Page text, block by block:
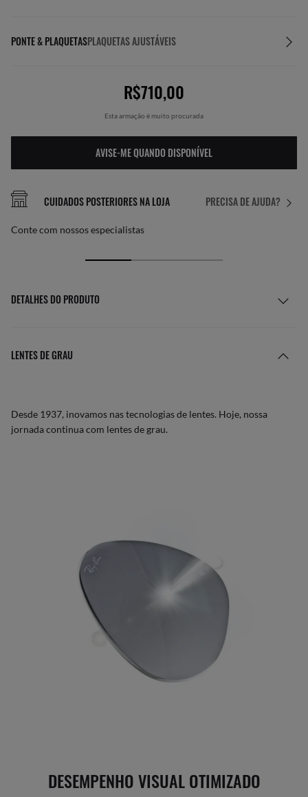
PONTE & PLAQUETASPLAQUETAS AJUSTÁVEIS
R$710,00
Esta armação é muito procurada
AVISE-ME QUANDO DISPONÍVEL
PRECISA DE AJUDA?
CUIDADOS POSTERIORES NA LOJA
Conte com nossos especialistas
DETALHES DO PRODUTO
LENTES DE GRAU
Desde 1937, inovamos nas tecnologias de lentes. Hoje, nossa
jornada continua com lentes de grau.
DESEMPENHO VISUAL OTIMIZADO